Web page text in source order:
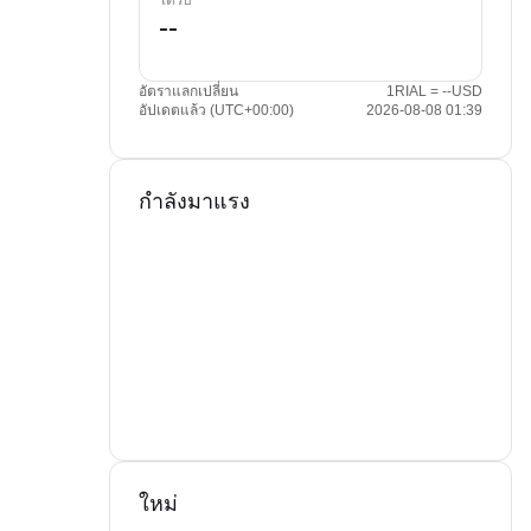
อัตราแลกเปลี่ยน
1RIAL = --USD
อัปเดตแล้ว (UTC+00:00)
2026-08-08 01:39
กำลังมาแรง
ใหม่